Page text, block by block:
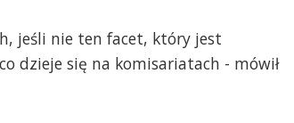
jeśli nie ten facet, który jest
dzieje się na komisariatach - mówił
i umiejących skutecznie działać!
Biada innym rozwiązaniom”! Kto
Policji oprócz zarządzania to służę